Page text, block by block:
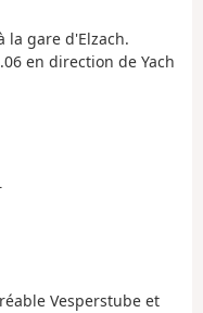
la gare d'Elzach.
en direction de Yach
Vesperstube et